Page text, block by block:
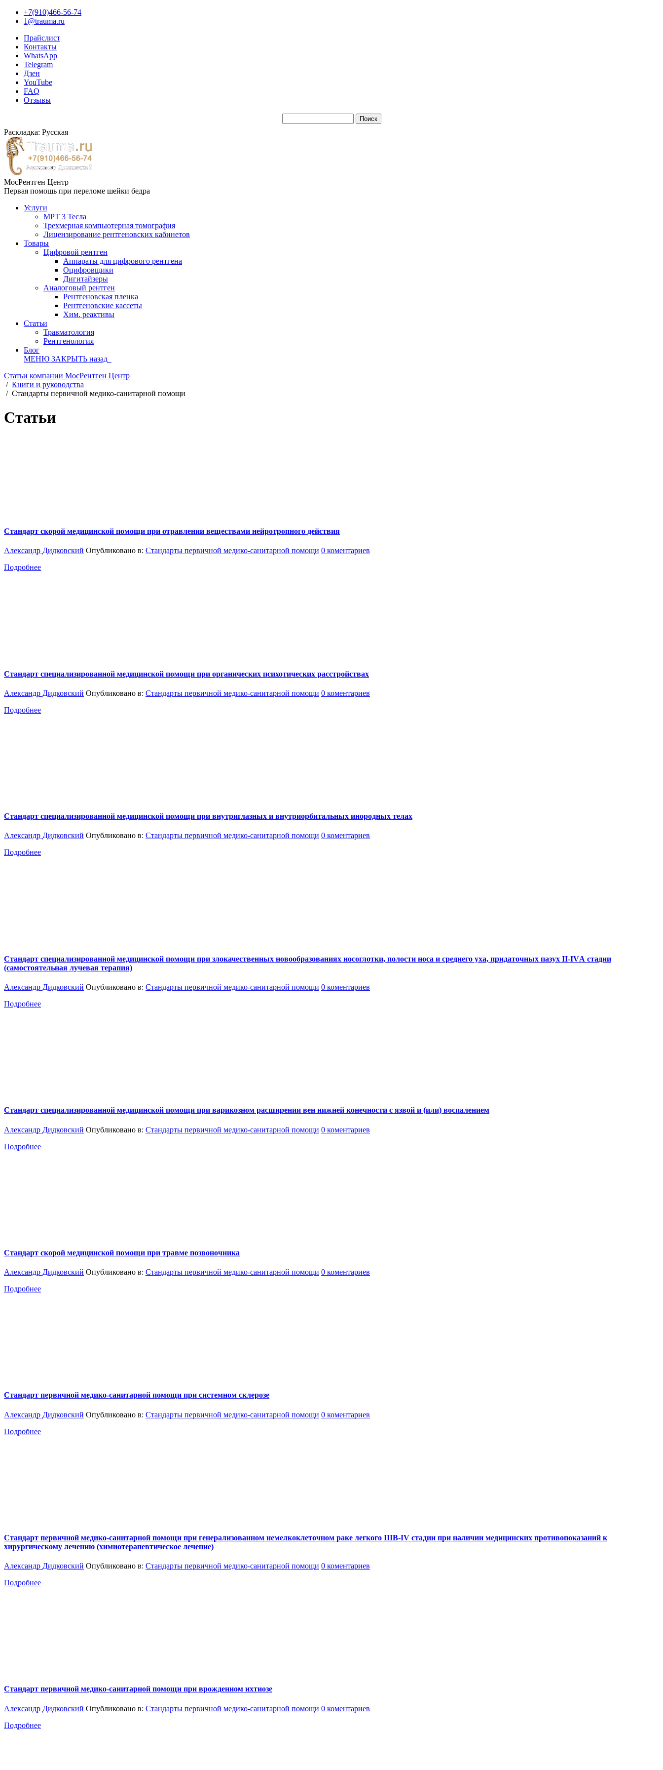
+7(910)466-56-74
1@trauma.ru
Прайслист
Контакты
WhatsApp
Telegram
Дзен
YouTube
FAQ
Отзывы
Раскладка: Русская
МосРентген Центр
Первая помощь при переломе шейки бедра
Услуги
МРТ 3 Тесла
Трехмерная компьютерная томография
Лицензирование рентгеновских кабинетов
Товары
Цифровой рентген
Аппараты для цифрового рентгена
Оцифровщики
Дигитайзеры
Аналоговый рентген
Рентгеновская пленка
Рентгеновские кассеты
Хим. реактивы
Статьи
Травматология
Рентгенология
Блог
МЕНЮ ЗАКРЫТЬ назад
Статьи компании МосРентген Центр
/ Книги и руководства
/ Стандарты первичной медико-санитарной помощи
Статьи
Стандарт скорой медицинской помощи при отравлении веществами нейротропного действия
Александр Дидковский Опубликовано в: Стандарты первичной медико-санитарной помощи 0 коментариев
Подробнее
Стандарт специализированной медицинской помощи при органических психотических расстройствах
Александр Дидковский Опубликовано в: Стандарты первичной медико-санитарной помощи 0 коментариев
Подробнее
Стандарт специализированной медицинской помощи при внутриглазных и внутриорбитальных инородных телах
Александр Дидковский Опубликовано в: Стандарты первичной медико-санитарной помощи 0 коментариев
Подробнее
Стандарт специализированной медицинской помощи при злокачественных новообразованиях носоглотки, полости носа и среднего уха, придаточных пазух II-IVА стадии
(самостоятельная лучевая терапия)
Александр Дидковский Опубликовано в: Стандарты первичной медико-санитарной помощи 0 коментариев
Подробнее
Стандарт специализированной медицинской помощи при варикозном расширении вен нижней конечности с язвой и (или) воспалением
Александр Дидковский Опубликовано в: Стандарты первичной медико-санитарной помощи 0 коментариев
Подробнее
Стандарт скорой медицинской помощи при травме позвоночника
Александр Дидковский Опубликовано в: Стандарты первичной медико-санитарной помощи 0 коментариев
Подробнее
Стандарт первичной медико-санитарной помощи при системном склерозе
Александр Дидковский Опубликовано в: Стандарты первичной медико-санитарной помощи 0 коментариев
Подробнее
Стандарт первичной медико-санитарной помощи при генерализованном немелкоклеточном раке легкого IIIВ-IV стадии при наличии медицинских противопоказаний к
хирургическому лечению (химиотерапевтическое лечение)
Александр Дидковский Опубликовано в: Стандарты первичной медико-санитарной помощи 0 коментариев
Подробнее
Стандарт первичной медико-санитарной помощи при врожденном ихтиозе
Александр Дидковский Опубликовано в: Стандарты первичной медико-санитарной помощи 0 коментариев
Подробнее